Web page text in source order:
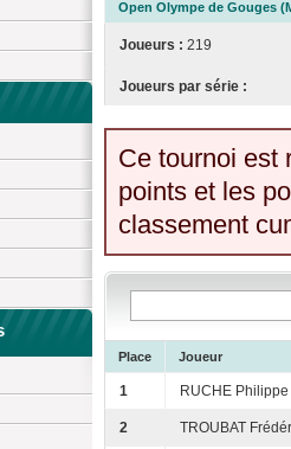
Open Olympe de Gouges
Joueurs : 219
Joueurs par série :
Ce tournoi est
points et les
classement
Place Joueur
1 RUCHE Philippe
2 TROUBAT